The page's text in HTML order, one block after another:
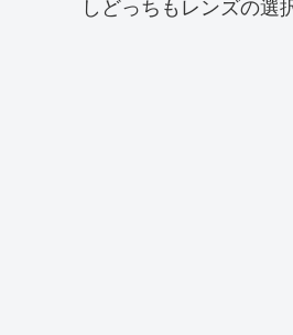
しどっちもレンズの選